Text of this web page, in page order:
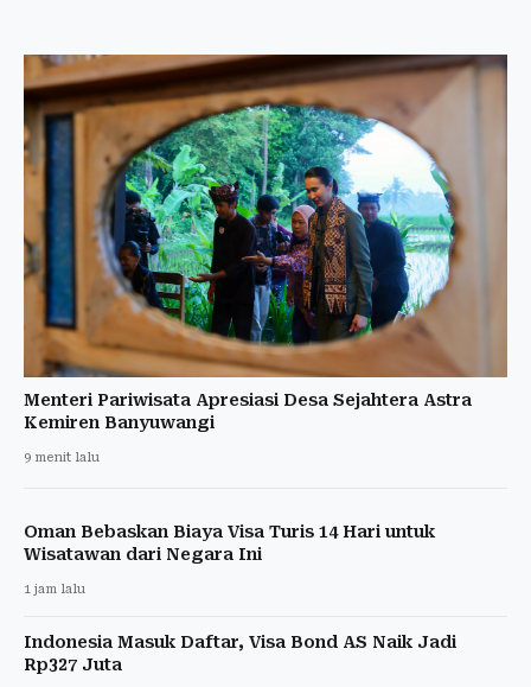
Menteri Pariwisata Apresiasi Desa Sejahtera Astra
Kemiren Banyuwangi
9 menit lalu
Oman Bebaskan Biaya Visa Turis 14 Hari untuk
Wisatawan dari Negara Ini
1 jam lalu
Indonesia Masuk Daftar, Visa Bond AS Naik Jadi
Rp327 Juta